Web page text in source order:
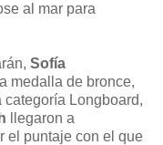
al mar para
Sofía
medalla de bronce,
Longboard,
llegaron a
el puntaje con el que